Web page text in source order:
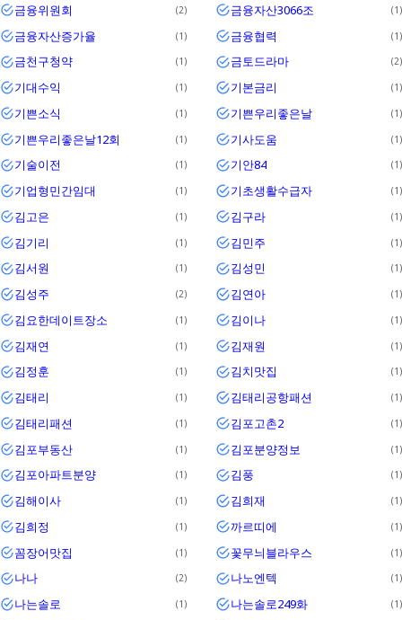
금융위원회 2 금융자산3066조 1
금융자산증가율 1 금융협력 1
금천구청약 1 금토드라마 2
기대수익 1 기본금리 1
기쁜소식 1 기쁜우리좋은날 1
기쁜우리좋은날12회 1 기사도움 1
기술이전 1 기안84 1
기업형민간임대 1 기초생활수급자 1
김고은 1 김구라 1
김기리 1 김민주 1
김서원 1 김성민 1
김성주 2 김연아 1
김요한데이트장소 1 김이나 1
김재연 1 김재원 1
김정훈 1 김치맛집 1
김태리 1 김태리공항패션 1
김태리패션 1 김포고촌2 1
김포부동산 1 김포분양정보 1
김포아파트분양 1 김풍 1
김해이사 1 김희재 1
김희정 1 까르띠에 1
꼼장어맛집 1 꽃무늬블라우스 1
나나 2 나노엔텍 1
나는솔로 1 나는솔로249화 1